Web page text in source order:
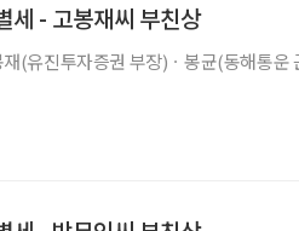
세 - 고봉재씨 부친상
(유진투자증권 부장)ㆍ봉균(동해통운